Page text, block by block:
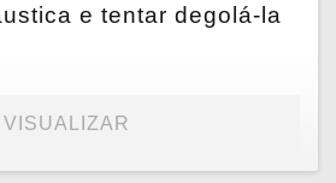
e tentar degolá-la
VISUALIZAR